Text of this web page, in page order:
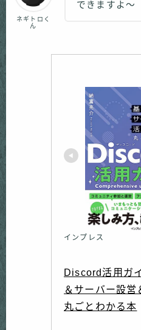
ネギトロく
ん
できますよ〜
インプレス
Discord活用ガ
＆サーバー設営
丸ごとわかる本